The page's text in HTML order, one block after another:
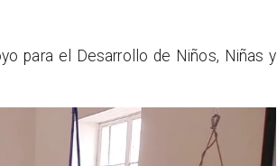
para el Desarrollo de Niños, Niñas y